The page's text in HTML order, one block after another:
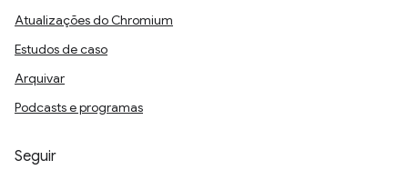
Atualizações do Chromium
Estudos de caso
Arquivar
Podcasts e programas
Seguir